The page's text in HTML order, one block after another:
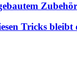
Tricks